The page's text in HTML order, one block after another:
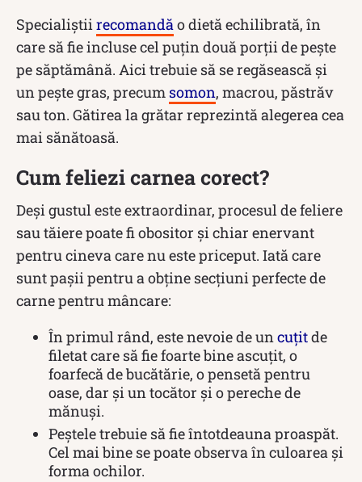
Specialiștiirecomandăo dietă echilibrată, în
care să fie incluse cel puțin două porții de pește
pe săptămână. Aici trebuie să se regăsească și
un pește gras, precum somon, macrou, păstrăv
sau ton. Gătirea la grătar reprezintă alegerea cea
mai sănătoasă.
Cum feliezi carnea corect?
Deși gustul este extraordinar, procesul de feliere
sau tăiere poate fi obositor și chiar enervant
pentru cineva care nu este priceput. Iată care
sunt pașii pentru a obține secțiuni perfecte de
carne pentru mâncare:
În primul rând, este nevoie de uncuțitde
filetat care să fie foarte bine ascuțit, o
foarfecă de bucătărie, o pensetă pentru
oase, dar și un tocător și o pereche de
mănuși.
Peștele trebuie să fie întotdeauna proaspăt.
Cel mai bine se poate observa în culoarea și
forma ochilor.